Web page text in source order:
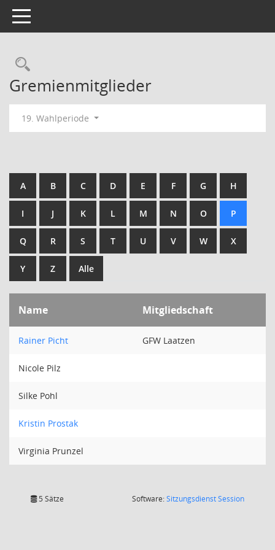
Toggle navigation
Rechercheauswahl
Gremienmitglieder
19. Wahlperiode
A B C D E F G H
I J K L M N O P
Q R S T U V W X
Y Z Alle
Name Mitgliedschaft
Rainer Picht GFW Laatzen
Nicole Pilz
Silke Pohl
Kristin Prostak
Virginia Prunzel
5 Sätze Software:SitzungsdienstSession(Wird in